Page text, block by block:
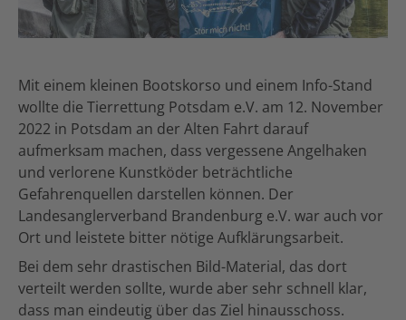
Mit einem kleinen Bootskorso und einem Info-Stand
wollte die Tierrettung Potsdam e.V. am 12. November
2022 in Potsdam an der Alten Fahrt darauf
aufmerksam machen, dass vergessene Angelhaken
und verlorene Kunstköder beträchtliche
Gefahrenquellen darstellen können. Der
Landesanglerverband Brandenburg e.V. war auch vor
Ort und leistete bitter nötige Aufklärungsarbeit.
Bei dem sehr drastischen Bild-Material, das dort
verteilt werden sollte, wurde aber sehr schnell klar,
dass man eindeutig über das Ziel hinausschoss.